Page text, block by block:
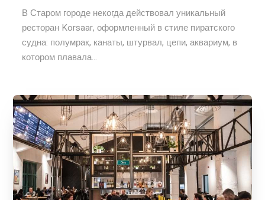
В Старом городе некогда действовал уникальный
ресторан Korsaar, оформленный в стиле пиратского
судна: полумрак, канаты, штурвал, цепи, аквариум, в
котором плавала...